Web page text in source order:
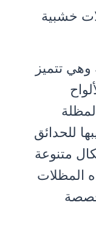
خشبية
وهي تتميز
للحدائق
متنوعة
المظلات